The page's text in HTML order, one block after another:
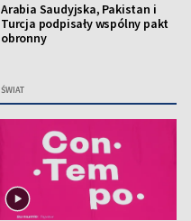
Arabia Saudyjska, Pakistan i
Turcja podpisały wspólny pakt
obronny
ŚWIAT